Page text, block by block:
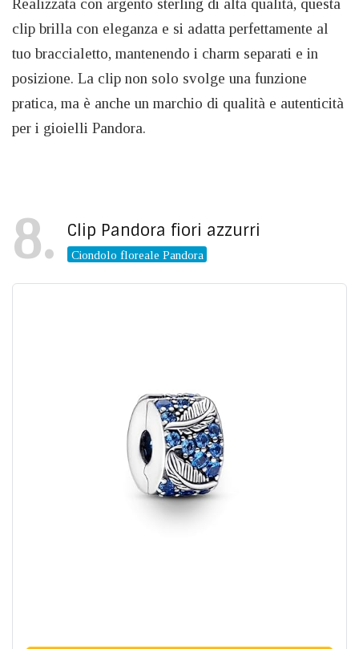
Realizzata con argento sterling di alta qualità, questa
clip brilla con eleganza e si adatta perfettamente al
tuo braccialetto, mantenendo i charm separati e in
posizione. La clip non solo svolge una funzione
pratica, ma è anche un marchio di qualità e autenticità
per i gioielli Pandora.
8 Clip Pandora fiori azzurri
Ciondolo floreale Pandora